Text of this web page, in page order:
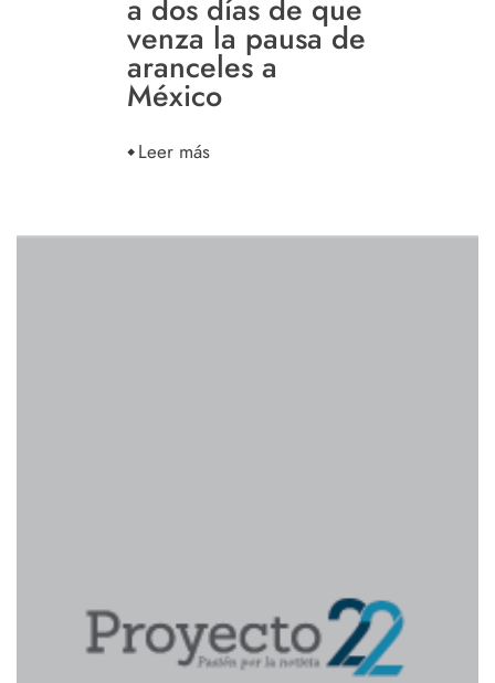
a dos días de que
venza la pausa de
aranceles a
México
Leer más